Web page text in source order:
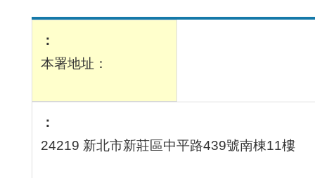
本署地址：
24219 新北市新莊區中平路439號南棟11樓